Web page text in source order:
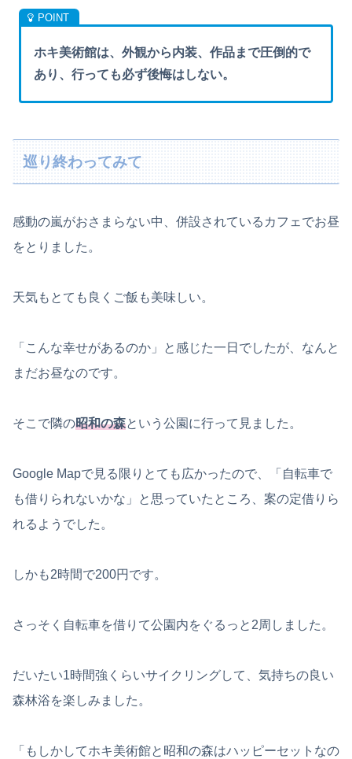
ホキ美術館は、外観から内装、作品まで圧倒的で
あり、行っても必ず後悔はしない。
巡り終わってみて
感動の嵐がおさまらない中、併設されているカフェでお昼
をとりました。
天気もとても良くご飯も美味しい。
「こんな幸せがあるのか」と感じた一日でしたが、なんと
まだお昼なのです。
そこで隣の昭和の森という公園に行って見ました。
Google Mapで見る限りとても広かったので、「自転車で
も借りられないかな」と思っていたところ、案の定借りら
れるようでした。
しかも2時間で200円です。
さっそく自転車を借りて公園内をぐるっと2周しました。
だいたい1時間強くらいサイクリングして、気持ちの良い
森林浴を楽しみました。
「もしかしてホキ美術館と昭和の森はハッピーセットなの